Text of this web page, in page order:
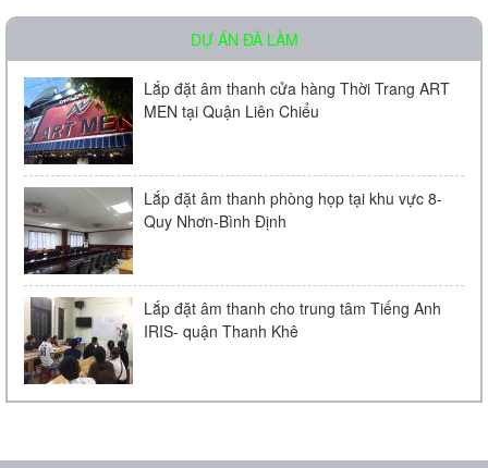
Loa âm trần Bose FreeSpace DS 16F
Liên hệ
Loa treo tường BOSE 151
700.000 VND
DỰ ÁN ĐÃ LÀM
Lắp đặt âm thanh cửa hàng Thời Trang ART
MEN tại Quận Liên Chiểu
Lắp đặt âm thanh phòng họp tại khu vực 8-
Quy Nhơn-Bình Định
Lắp đặt âm thanh cho trung tâm Tiếng Anh
IRIS- quận Thanh Khê